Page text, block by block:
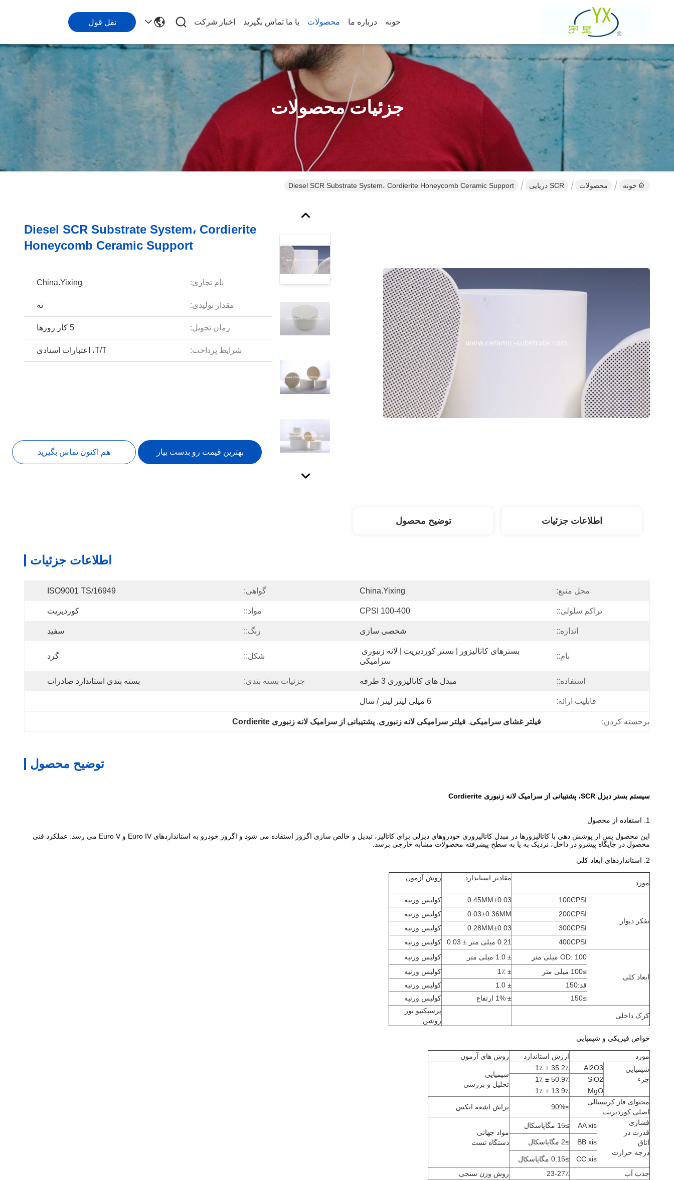
خونه درباره ما محصولات با ما تماس بگیرید اخبار شرکت نقل قول
جزئیات محصولات
خونه محصولات SCR دریایی Diesel SCR Substrate System، Cordierite Honeycomb Ceramic Support
Diesel SCR Substrate System، Cordierite
Honeycomb Ceramic Support
نام تجاری: China.Yixing
مقدار تولیدی: نه
زمان تحویل: 5 کار روزها
شرایط پرداخت: T/T، اعتبارات اسنادی
بهترین قیمت رو بدست بیار هم اکنون تماس بگیرید
اطلاعات جزئیات توضیح محصول
اطلاعات جزئیات
محل منبع: China.Yixing گواهی: ISO9001 TS/16949
تراکم سلولی:: 100-400 CPSI مواد:: کوردیریت
اندازه:: شخصی سازی رنگ:: سفید
نام::
سرامیکی
شکل:: گرد
استفاده:: مبدل های کاتالیزوری 3 طرفه جزئیات بسته بندی: بسته بندی استاندارد صادرات
قابلیت ارائه: 6 میلی لیتر لیتر / سال
برجسته کردن: فیلتر غشای سرامیکی, فیلتر سرامیکی لانه زنبوری, پشتیبانی از سرامیک لانه زنبوری Cordierite
توضیح محصول
سیستم بستر دیزل SCR، پشتیبانی از سرامیک لانه زنبوری Cordierite
1. استفاده از محصول
این محصول پس از پوشش دهی با کاتالیزورها در مبدل کاتالیزوری خودروهای دیزلی برای کاتالیز، تبدیل و خالص سازی اگزوز استفاده می شود و اگزوز خودرو به استانداردهای Euro IV و Euro V می رسد. عملکرد فنی
محصول در جایگاه پیشرو در داخل، نزدیک به یا به سطح پیشرفته محصولات مشابه خارجی برسد.
2. استانداردهای ابعاد کلی
مورد
مقادیر استاندارد روش آزمون
تفکر دیوار
100CPSI
0.45MM±0.03
کولیس ورنیه
200CPSI
0.03±0.36MM
کولیس ورنیه
300CPSI
0.28MM±0.03
کولیس ورنیه
400CPSI
0.21 میلی متر ± 0.03 کولیس ورنیه
ابعاد کلی
OD: 100 میلی متر ± 1.0 میلی متر
کولیس ورنیه
≥100 میلی متر
± 1٪
کولیس ورنیه
قد:150
± 1.0
کولیس ورنیه
≥150
± 1% ارتفاع کولیس ورنیه
کرک داخلی
پرسپکتیو نور
روشن
خواص فیزیکی و شیمیایی
مورد ارزش استاندارد
روش های آزمون
شیمیایی
جزء
Al2O3
35.2٪ ± 1٪
شیمیایی
تحلیل و بررسی
SiO2
50.9٪ ± 1٪
MgO
13.9٪ ± 1٪
محتوای فاز کریستالی
اصلی کوردیریت
≥90%
پراش اشعه ایکس
فشاری
قدرت در
اتاق
درجه حرارت
AA xis
≥15 مگاپاسکال
مواد جهانی
دستگاه تست
BB xis ≥2 مگاپاسکال
CC xis
≥0.15 مگاپاسکال
جذب آب
23-27٪
روش وزن سنجی